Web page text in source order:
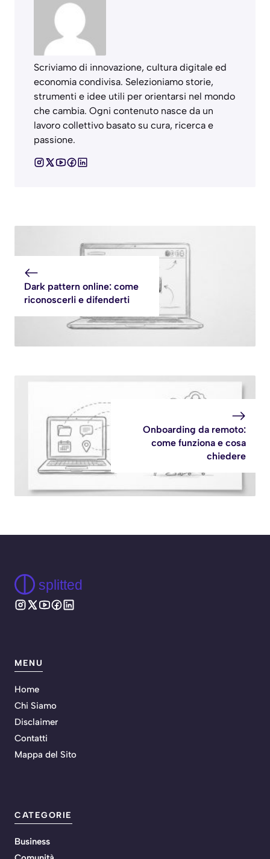
Scriviamo di innovazione, cultura digitale ed
economia condivisa. Selezioniamo storie,
strumenti e idee utili per orientarsi nel mondo
che cambia. Ogni contenuto nasce da un
lavoro collettivo basato su cura, ricerca e
passione.
Dark pattern online: come
riconoscerli e difenderti
Onboarding da remoto:
come funziona e cosa
chiedere
splitted
MENU
Home
Chi Siamo
Disclaimer
Contatti
Mappa del Sito
CATEGORIE
Business